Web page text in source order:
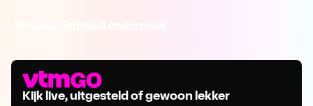
Kijk live, uitgesteld of gewoon lekker